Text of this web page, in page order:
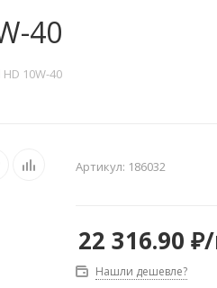
40
10W-40
Артикул: 186032
22 316.90 ₽
Нашли дешевле?